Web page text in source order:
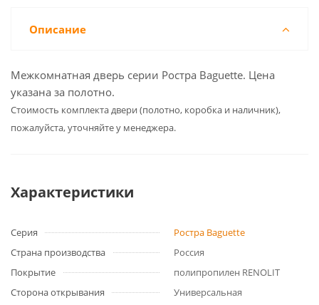
Описание
Межкомнатная дверь серии Ростра Baguette. Цена
указана за полотно.
Cтоимость комплекта двери (полотно, коробка и наличник),
пожалуйста, уточняйте у менеджера.
Характеристики
Серия
Ростра Baguette
Страна производства
Россия
Покрытие
полипропилен RENOLIT
Сторона открывания
Универсальная